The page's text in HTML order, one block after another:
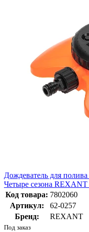
Дождеватель для
Четыре сезона REXANT
Код товара: 7802060
Артикул:
62-0257
Бренд:
REXANT
Под заказ